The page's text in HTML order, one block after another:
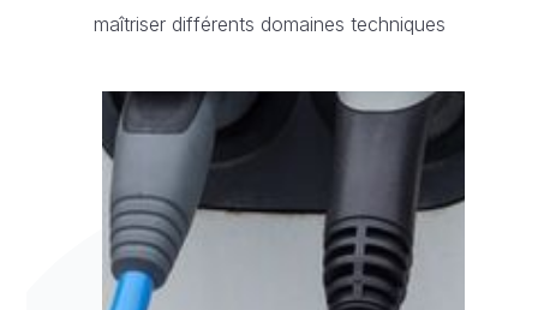
maîtriser différents domaines techniques